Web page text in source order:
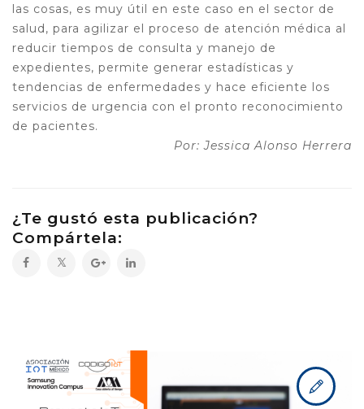
las cosas, es muy útil en este caso en el sector de
salud, para agilizar el proceso de atención médica al
reducir tiempos de consulta y manejo de
expedientes, permite generar estadísticas y
tendencias de enfermedades y hace eficiente los
servicios de urgencia con el pronto reconocimiento
de pacientes.
Por: Jessica Alonso Herrera
¿Te gustó esta publicación?
Compártela: